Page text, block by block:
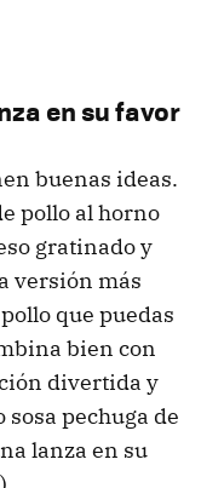
en su favor
buenas ideas.
pollo al horno
gratinado y
versión más
que puedas
bien con
divertida y
pechuga de
lanza en su